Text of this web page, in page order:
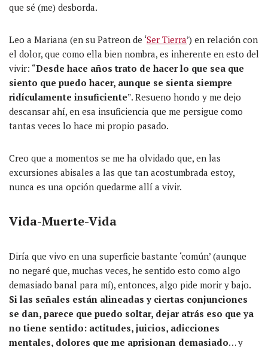
que sé (me) desborda.
Leo a Mariana (en su Patreon de ‘Ser Tierra’) en relación con
el dolor, que como ella bien nombra, es inherente en esto del
vivir: “Desde hace años trato de hacer lo que sea que
siento que puedo hacer, aunque se sienta siempre
ridículamente insuficiente”. Resueno hondo y me dejo
descansar ahí, en esa insuficiencia que me persigue como
tantas veces lo hace mi propio pasado.
Creo que a momentos se me ha olvidado que, en las
excursiones abisales a las que tan acostumbrada estoy,
nunca es una opción quedarme allí a vivir.
Vida-Muerte-Vida
Diría que vivo en una superficie bastante ‘común’ (aunque
no negaré que, muchas veces, he sentido esto como algo
demasiado banal para mí), entonces, algo pide morir y bajo.
Si las señales están alineadas y ciertas conjunciones
se dan, parece que puedo soltar, dejar atrás eso que ya
no tiene sentido: actitudes, juicios, adicciones
mentales, dolores que me aprisionan demasiado… y